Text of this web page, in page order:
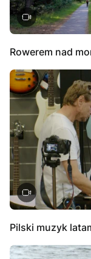
Rowerem nad
Pilski muzyk